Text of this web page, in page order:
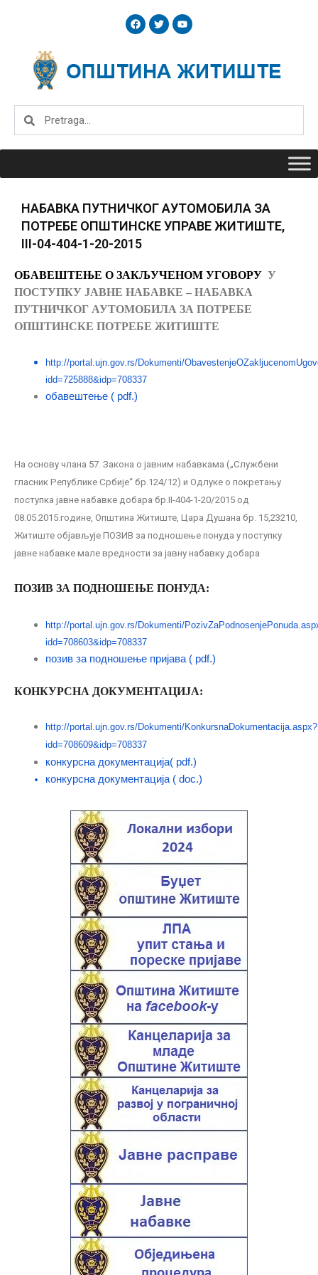
F
a
c
o
o
T
w
i
e
r
Y
o
u
b
e
Search
НАБАВКА ПУТНИЧКОГ АУТОМОБИЛА ЗА
ПОТРЕБЕ ОПШТИНСКЕ УПРАВЕ ЖИТИШТЕ,
III-04-404-1-20-2015
ОБАВЕШТЕЊЕ О ЗАКЉУЧЕНОМ УГОВОРУ У
ПОСТУПКУ ЈАВНЕ НАБАВКЕ – НАБАВКА
ПУТНИЧКОГ АУТОМОБИЛА ЗА ПОТРЕБЕ
ОПШТИНСКЕ ПОТРЕБЕ ЖИТИШТЕ
http://portal.ujn.gov.rs/Dokumenti/
idd=725888&idp=708337
обавештење ( pdf.)
Нa основу члана 57. Закона о јавним набавкама („Службени
гласник Републике Србије“ бр.124/12) и Одлуке о покретању
поступка јавне набавке добара бр.II-404-1-20/2015 од
08.05.2015.године, Општина Житиште, Цара Душана бр. 15,23210,
Житиште објављује ПОЗИВ за подношење понуда у поступку
јавне набавке мале вредности за јавну набавку добара
ПОЗИВ ЗА ПОДНОШЕЊЕ ПОНУДА:
http://portal.ujn.gov.rs/Dokumenti/
idd=708603&idp=708337
позив за подношење пријава ( pdf.)
КОНКУРСНА ДОКУМЕНТАЦИЈА:
http://portal.ujn.gov.rs/Dokumenti/KonkursnaDokumentacija.aspx?
idd=708609&idp=708337
конкурсна дoкументација( pdf.)
конкурсна документација ( doc.)